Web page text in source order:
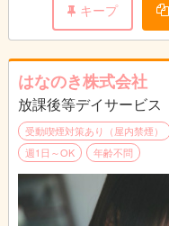
無資格、
の方も大
浜の町校
おります。
４教室（
で募集い
浜の町
松山校
キープ
はなのき株式会社
放課後等デイサービ
受動喫煙対策あり（屋内禁煙）
週1日～OK
年齢不問